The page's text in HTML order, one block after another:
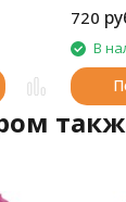
720
В